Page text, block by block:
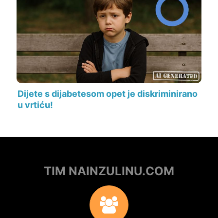
Dijete s dijabetesom opet je diskriminirano
u vrtiću!
TIM NAINZULINU.COM